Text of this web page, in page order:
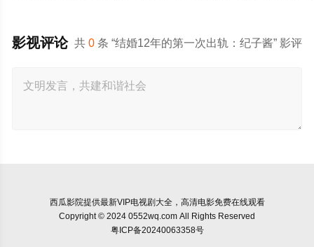
共0 条 “结婚12年的第一次出轨：纪子酱” 影评
影视评论
西瓜影院提供最新VIP电视剧大全，高清电影免费在线观看
Copyright © 2024 0552wq.com All Rights Reserved
粤ICP备20240063358号